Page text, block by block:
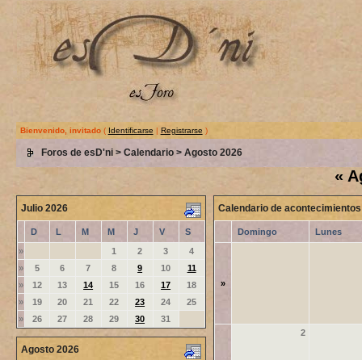
Bienvenido, invitado( Identificarse | Registrarse )
Foros de esD'ni> Calendario> Agosto 2026
«
Julio 2026
D L M M J V
S
»
1 2 3
4
»
5 6 7 8 9 10
11
»
12 13 14 15 16 17
18
»
19 20 21 22 23 24
25
»
26 27 28 29 30 31
Agosto 2026
Calendario de acontecimientos
Domingo Lunes
»
2